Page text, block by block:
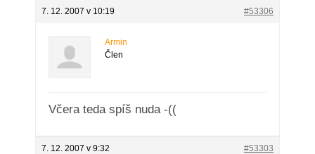
7. 12. 2007 v 10:19 #53306
Armin
Člen
Včera teda spíš nuda -((
7. 12. 2007 v 9:32 #53303